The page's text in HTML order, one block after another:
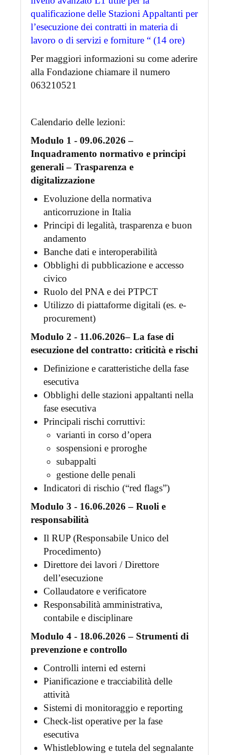
qualificazione delle Stazioni Appaltanti per
l’esecuzione dei contratti in materia di
lavoro o di servizi e forniture “ (14 ore)
Per maggiori informazioni su come aderire
alla Fondazione chiamare il numero
063210521
Calendario delle lezioni:
Modulo 1 - 09.06.2026 –
Inquadramento normativo e principi
generali – Trasparenza e
digitalizzazione
Evoluzione della normativa
anticorruzione in Italia
Principi di legalità, trasparenza e buon
andamento
Banche dati e interoperabilità
Obblighi di pubblicazione e accesso
civico
Ruolo del PNA e dei PTPCT
Utilizzo di piattaforme digitali (es. e-
procurement)
Modulo 2 - 11.06.2026– La fase di
esecuzione del contratto: criticità e rischi
Definizione e caratteristiche della fase
esecutiva
Obblighi delle stazioni appaltanti nella
fase esecutiva
Principali rischi corruttivi:
varianti in corso d’opera
sospensioni e proroghe
subappalti
gestione delle penali
Indicatori di rischio (“red flags”)
Modulo 3 - 16.06.2026 – Ruoli e
responsabilità
Il RUP (Responsabile Unico del
Procedimento)
Direttore dei lavori / Direttore
dell’esecuzione
Collaudatore e verificatore
Responsabilità amministrativa,
contabile e disciplinare
Modulo 4 - 18.06.2026 – Strumenti di
prevenzione e controllo
Controlli interni ed esterni
Pianificazione e tracciabilità delle
attività
Sistemi di monitoraggio e reporting
Check-list operative per la fase
esecutiva
Whistleblowing e tutela del segnalante